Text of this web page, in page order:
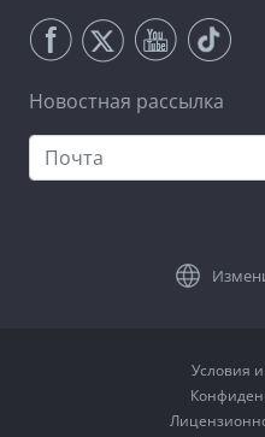
Новостная рассылка
Условия